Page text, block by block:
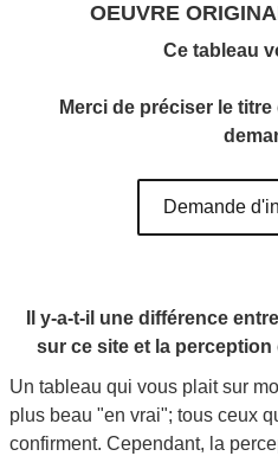
OEUVRE
Ce tableau
Merci de préciser le
Demande
Il y-a-t-il une différence
sur ce site et la
Un tableau qui vous plait sur
plus beau "en vrai"; tous ceux
confirment. Cependant, la